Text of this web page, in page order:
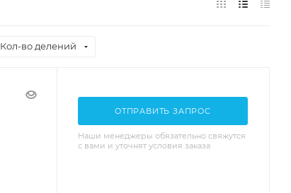
Кол-во делений
ОТПРАВИТЬ ЗАПРОС
Наши менеджеры обязательно свяжутся
с вами и уточнят условия заказа